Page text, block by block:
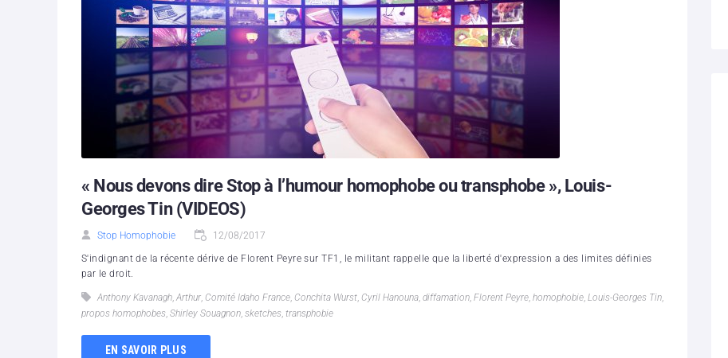
« Nous devons dire Stop à l’humour homophobe ou transphobe », Louis-
Georges Tin (VIDEOS)
Stop Homophobie 12/08/2017
S'indignant de la récente dérive de Florent Peyre sur TF1, le militant rappelle que la liberté d'expression a des limites définies
par le droit.
Anthony Kavanagh, Arthur, Comité Idaho France, Conchita Wurst, Cyril Hanouna, diffamation, Florent Peyre, homophobie, Louis-Georges Tin,
propos homophobes, Shirley Souagnon, sketches, transphobie
EN SAVOIR PLUS